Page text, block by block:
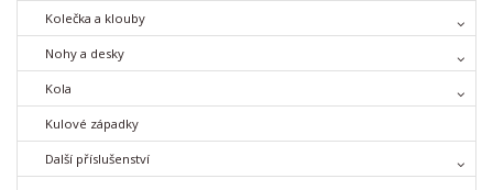
Kolečka a klouby
Nohy a desky
Kola
Kulové západky
Další příslušenství